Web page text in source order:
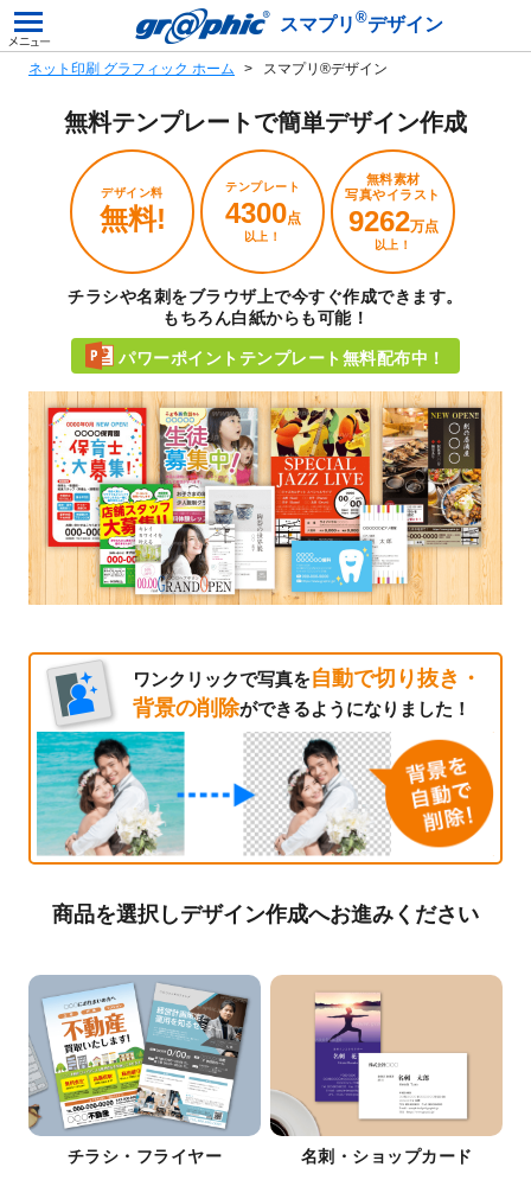
スマプリ ®デザイン
ネット印刷 グラフィック ホーム スマプリ®デザイン
無料テンプレートで簡単デザイン作成
デザイン料
無料!
テンプレート
4300点
以上！
無料素材
写真やイラスト
9262万点
以上！
チラシや名刺をブラウザ上で今すぐ作成できます。
もちろん白紙からも可能！
パワーポイントテンプレート無料配布中！
ワンクリックで写真を自動で切り抜き・
背景の削除ができるようになりました！
商品を選択しデザイン作成へお進みください
チラシ・フライヤー 名刺・ショップカード